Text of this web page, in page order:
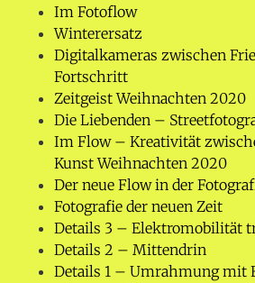
Im Fotoflow
Winterersatz
Digitalkameras zwischen
Fortschritt
Zeitgeist Weihnachten 2020
Die Liebenden –
Im Flow – Kreativität
Kunst Weihnachten 2020
Der neue Flow in der
Fotografie der neuen Zeit
Details 3 – Elektromobilität
Details 2 – Mittendrin
Details 1 – Umrahmung mit